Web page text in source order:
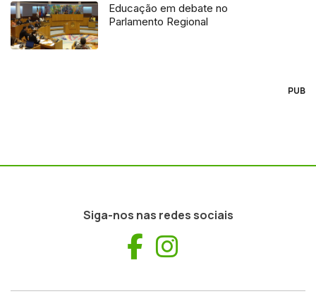
Educação em debate no
Parlamento Regional
PUB
Siga-nos nas redes sociais
Facebook